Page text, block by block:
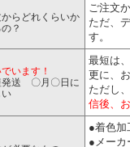
からどれくらいか
？
ご注文
ただ、
す。
います！
発送 〇月〇日に
い
最短は
更に、
ただし
信後、
●着色加
●メーカ